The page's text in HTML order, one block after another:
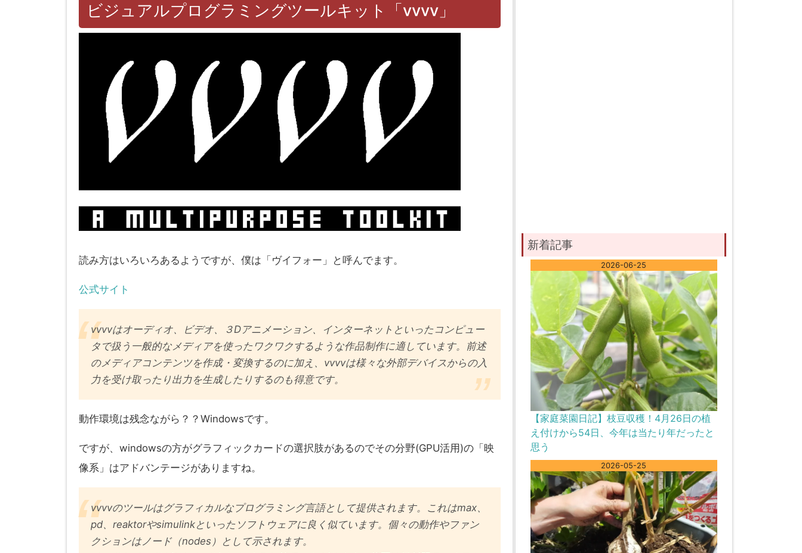
ビジュアルプログラミングツールキット「vvvv」
読み方はいろいろあるようですが、僕は「ヴイフォー」と呼んでます。
公式サイト
vvvvはオーディオ、ビデオ、３Dアニメーション、インターネットといったコンピュー
タで扱う一般的なメディアを使ったワクワクするような作品制作に適しています。前述
のメディアコンテンツを作成・変換するのに加え、vvvvは様々な外部デバイスからの入
力を受け取ったり出力を生成したりするのも得意です。
動作環境は残念ながら？？Windowsです。
ですが、windowsの方がグラフィックカードの選択肢があるのでその分野(GPU活用)の「映
像系」はアドバンテージがありますね。
vvvvのツールはグラフィカルなプログラミング言語として提供されます。これはmax、
pd、reaktorやsimulinkといったソフトウェアに良く似ています。個々の動作やファン
クションはノード（nodes）として示されます。
新着記事
2026-06-25
【家庭菜園日記】枝豆収穫！4月26日の植
え付けから54日、今年は当たり年だったと
思う
2026-05-25